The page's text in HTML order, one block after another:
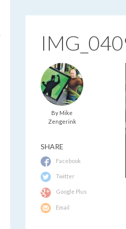
By Mike
Zengerink
SHARE
Facebook
Twitter
Google Plus
Email